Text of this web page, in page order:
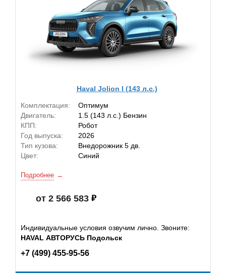
Haval Jolion I (143 л.с.)
Комплектация:
Оптимум
Двигатель:
1.5 (143 л.с.) Бензин
КПП:
Робот
Год выпуска:
2026
Тип кузова:
Внедорожник 5 дв.
Цвет:
Синий
Подробнее
от 2 566 583
Индивидуальные условия озвучим лично. Звоните:
HAVAL АВТОРУСЬ Подольск
+7 (499) 455-95-56